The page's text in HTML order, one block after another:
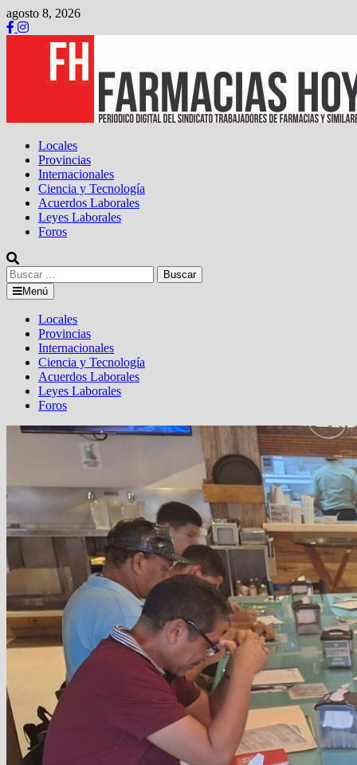
Saltar
al
contenido
agosto 8, 2026
Locales
Provincias
Internacionales
Ciencia y Tecnología
Acuerdos Laborales
Leyes Laborales
Foros
Buscar:
Menú
Locales
Provincias
Internacionales
Ciencia y Tecnología
Acuerdos Laborales
Leyes Laborales
Foros